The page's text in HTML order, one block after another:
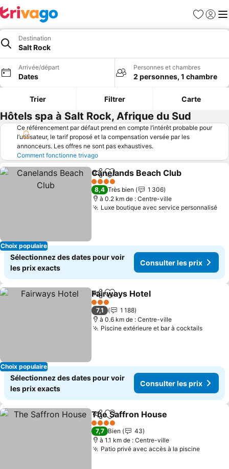
Favoris
Se
Destination
Salt Rock
Arrivée/départ
Dates
Personnes et chambres
2 personnes, 1 chambre
Trier Filtrer Carte
Hôtels spa à Salt Rock, Afrique du Sud
Ce référencement par défaut prend en compte l’intérêt probable pour
l’utilisateur, le tarif proposé et la compensation versée par les
annonceurs. Les offres ne sont pas exhaustives.
Comment fonctionne trivago
Choix populaire
PartagerAjouter à mes favoris
Canelands Beach Club
4 Étoiles
8,4 Très bien
1 306
à 0.2 km de : Centre-ville
Luxe boutique avec service personnalisé
Sélectionnez des dates pour voir
les prix exacts
Consulter les prix
Choix populaire
PartagerAjouter à mes favoris
Fairways Hotel
3 Étoiles
7,1
1 188
à 0.6 km de : Centre-ville
Piscine extérieure et bar à cocktails
Sélectionnez des dates pour voir
les prix exacts
Consulter les prix
PartagerAjouter à mes favoris
The Saffron House
4 Étoiles
7,7 Bien
43
à 1.1 km de : Centre-ville
Patio privé avec accès à la piscine